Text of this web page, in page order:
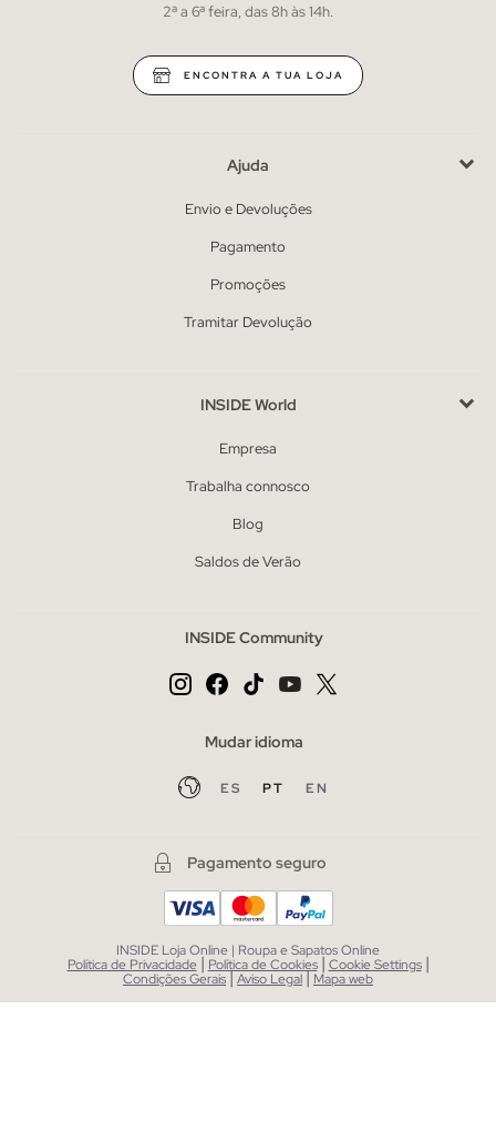
2ª a 6ª feira, das 8h às 14h.
ENCONTRA A TUA LOJA
Ajuda
Envio e Devoluções
Pagamento
Promoções
Tramitar Devolução
INSIDE World
Empresa
Trabalha connosco
Blog
Saldos de Verão
INSIDE Community
Mudar idioma
ES PT EN
Pagamento seguro
INSIDE Loja Online | Roupa e Sapatos Online
Política de Privacidade | Política de Cookies | Cookie Settings |
Condições Gerais|Aviso Legal| Mapa web